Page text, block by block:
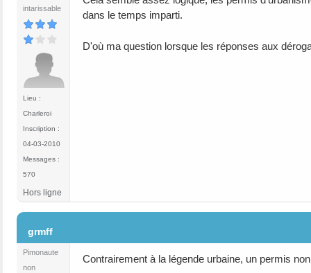
intarissable
Lieu :
Charleroi
Inscription :
04-03-2010
Messages :
570
dans le temps imparti.
D'où ma question lorsque les réponses aux
Hors ligne
grmff
Pimonaute
non
Contrairement à la légende urbaine, un permis